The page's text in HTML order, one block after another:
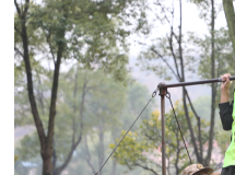
防
全
民
国
防
子
弟
兵